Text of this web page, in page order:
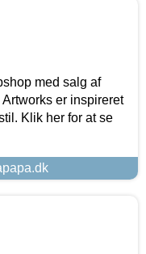
med salg af
er inspireret
Klik her for at se